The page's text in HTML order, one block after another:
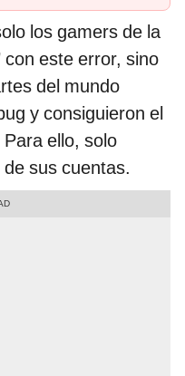
los gamers de la
con este error, sino
del mundo
y consiguieron el
ello, solo
sus cuentas.